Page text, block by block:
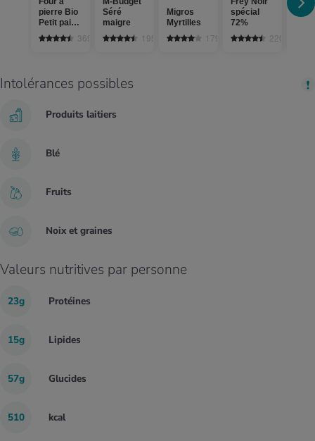
pierre Bio
Petit pain
pointu
369
Séré
maigre
1958
Migros
Myrtilles
1793
spécial
72%
220
de
Intolérances possibles
Produits laitiers
Blé
Fruits
Noix et graines
Valeurs nutritives par personne
23g Protéines
15g Lipides
57g Glucides
510 kcal